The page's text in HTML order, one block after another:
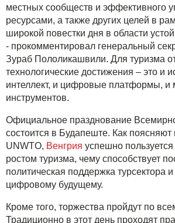
местных сообществ и эффективного
ресурсами, а также других целей в
широкой повестки дня в области
- прокомментировал генеральный
Зураб Пололикашвили. Для туризма
технологические достижения – это и
интеллект, и цифровые платформы, и
инструментов.
Официальное празднование
состоится в Будапеште. Как поясняют
UNWTO, Венгрия успешно
ростом туризма, чему способствует
политическая поддержка турсектора
цифровому будущему.
Кроме того, торжества пройдут по
Традиционно в этот день проходят